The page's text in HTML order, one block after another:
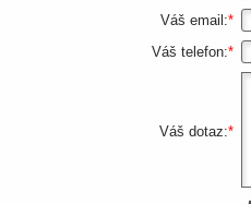
Váš email:*
Váš telefon:*
Váš dotaz:*